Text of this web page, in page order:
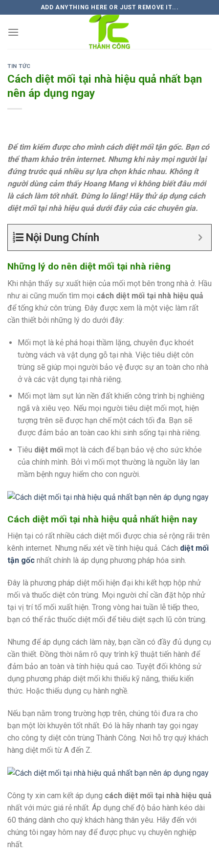
to
content
ADD ANYTHING HERE OR JUST REMOVE IT...
TIN TỨC
Cách diệt mối tại nhà hiệu quả nhất bạn
nên áp dụng ngay
Để tìm kiếm được cho mình cách diệt mối tận gốc. Bạn có
thể tham khảo trên internet. Nhưng khi này mọi người lại
đứng trước quá nhiều sự lựa chọn khác nhau. Không ít
người dùng cảm thấy Hoang Mang vì không biết đâu mới
là cách làm tốt nhất. Đừng lo lắng! Hãy thử áp dụng cách
diệt mối tại nhà hiệu quả dưới đây của các chuyên gia.
Nội Dung Chính
Những lý do nên diệt mối tại nhà riêng
Khi nhận thấy sự xuất hiện của mối mọt bên trong nhà ở. Hầu
như ai cũng muốn tìm mọi cách diệt mối tại nhà hiệu quả
để tống khứ côn trùng. Đây được xem là một việc làm rất
cần thiết bởi những lý do dưới đây:
Mối mọt là kẻ phá hoại thầm lặng, chuyên đục khoét
tường vách và vật dụng gỗ tại nhà. Việc tiêu diệt côn
trùng sẽ giúp mọi người bảo vệ được sự an toàn cho nhà
ở và các vật dụng tại nhà riêng.
Mối mọt làm sụt lún nền đất khiến công trình bị nghiêng
ngã và xiêu vẹo. Nếu mọi người tiêu diệt mối mọt, hiện
tượng trên sẽ được hạn chế một cách tối đa. Bạn sẽ
được đảm bảo an toàn cao khi sinh sống tại nhà riêng.
Tiêu diệt mốimọt là cách để bạn bảo vệ cho sức khỏe
của chính mình. Bởi vì mối mọt thường là nguồn lây lan
mầm bệnh nguy hiểm cho con người.
Cách diệt mối tại nhà hiệu quả nhất hiện nay
Hiện tại có rất nhiều cách diệt mối được chia sẻ rộng rãi trên
kênh internet. Nhưng nếu xét về tính hiệu quả. Cách diệt mối
tận gốc nhất chính là áp dụng phương pháp hóa sinh.
Đây là phương pháp diệt mối hiện đại khi kết hợp hộp nhử
mối và thuốc diệt côn trùng. Mọi người chỉ cần đặt hộp nhử
tại vị trí tổ mối xuất hiện. Trong vòng hai tuần lễ tiếp theo,
bạn có thể rắc thuốc diệt mối để tiêu diệt sạch lũ côn trùng.
Nhưng để áp dụng cách làm này, bạn cần có đầy đủ dụng cụ
cần thiết. Đồng thời nắm rõ quy trình kỹ thuật tiến hành để
đảm bảo an toàn và tính hiệu quả cao. Tuyệt đối không sử
dụng phương pháp diệt mối khi thiếu kỹ năng, thiếu kiến
thức. Hoặc thiếu dụng cụ hành nghề.
Nếu bạn nằm trong trường hợp trên, chúng tôi đưa ra cho
bạn một lời khuyên tốt nhất. Đó là hãy nhanh tay gọi ngay
cho công ty diệt côn trùng Thành Công. Nơi hỗ trợ quý khách
hàng diệt mối từ A đến Z.
Công ty xin cam kết áp dụng cách diệt mối tại nhà hiệu quả
nhất với mức giá rẻ nhất. Áp dụng chế độ bảo hành kéo dài
60 tháng dành cho quý khách hàng thân yêu. Hãy đến với
chúng tôi ngay hôm nay để được phục vụ chuyên nghiệp
nhất.